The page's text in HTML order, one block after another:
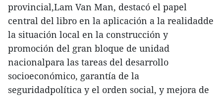
provincial,Lam Van Man, destacó el papel
central del libro en la aplicación a la realidadde
la situación local en la construcción y
promoción del gran bloque de unidad
nacionalpara las tareas del desarrollo
socioeconómico, garantía de la
seguridadpolítica y el orden social, y mejora de